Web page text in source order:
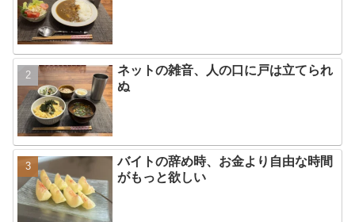
ネットの雑音、人の口に戸は立てられ
ぬ
バイトの辞め時、お金より自由な時間
がもっと欲しい